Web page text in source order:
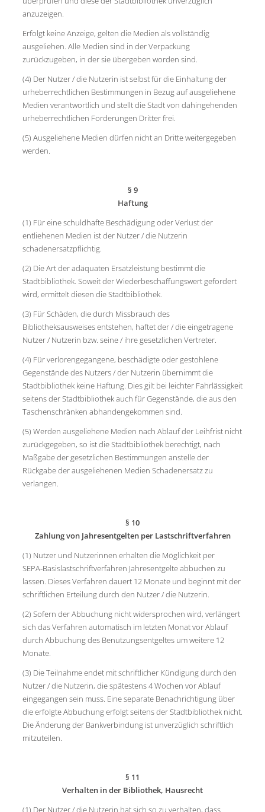
anzuzeigen.
Erfolgt keine Anzeige, gelten die Medien als vollständig
ausgeliehen. Alle Medien sind in der Verpackung
zurückzugeben, in der sie übergeben worden sind.
(4) Der Nutzer / die Nutzerin ist selbst für die Einhaltung der
urheberrechtlichen Bestimmungen in Bezug auf ausgeliehene
Medien verantwortlich und stellt die Stadt von dahingehenden
urheberrechtlichen Forderungen Dritter frei.
(5) Ausgeliehene Medien dürfen nicht an Dritte weitergegeben
werden.
§ 9
Haftung
(1) Für eine schuldhafte Beschädigung oder Verlust der
entliehenen Medien ist der Nutzer / die Nutzerin
schadenersatzpflichtig.
(2) Die Art der adäquaten Ersatzleistung bestimmt die
Stadtbibliothek. Soweit der Wiederbeschaffungswert gefordert
wird, ermittelt diesen die Stadtbibliothek.
(3) Für Schäden, die durch Missbrauch des
Bibliotheksausweises entstehen, haftet der / die eingetragene
Nutzer / Nutzerin bzw. seine / ihre gesetzlichen Vertreter.
(4) Für verlorengegangene, beschädigte oder gestohlene
Gegenstände des Nutzers / der Nutzerin übernimmt die
Stadtbibliothek keine Haftung. Dies gilt bei leichter Fahrlässigkeit
seitens der Stadtbibliothek auch für Gegenstände, die aus den
Taschenschränken abhandengekommen sind.
(5) Werden ausgeliehene Medien nach Ablauf der Leihfrist nicht
zurückgegeben, so ist die Stadtbibliothek berechtigt, nach
Maßgabe der gesetzlichen Bestimmungen anstelle der
Rückgabe der ausgeliehenen Medien Schadenersatz zu
verlangen.
§ 10
Zahlung von Jahresentgelten per Lastschriftverfahren
(1) Nutzer und Nutzerinnen erhalten die Möglichkeit per
SEPA‑Basislastschriftverfahren Jahresentgelte abbuchen zu
lassen. Dieses Verfahren dauert 12 Monate und beginnt mit der
schriftlichen Erteilung durch den Nutzer / die Nutzerin.
(2) Sofern der Abbuchung nicht widersprochen wird, verlängert
sich das Verfahren automatisch im letzten Monat vor Ablauf
durch Abbuchung des Benutzungsentgeltes um weitere 12
Monate.
(3) Die Teilnahme endet mit schriftlicher Kündigung durch den
Nutzer / die Nutzerin, die spätestens 4 Wochen vor Ablauf
eingegangen sein muss. Eine separate Benachrichtigung über
die erfolgte Abbuchung erfolgt seitens der Stadtbibliothek nicht.
Die Änderung der Bankverbindung ist unverzüglich schriftlich
mitzuteilen.
§ 11
Verhalten in der Bibliothek, Hausrecht
(1) Der Nutzer / die Nutzerin hat sich so zu verhalten, dass